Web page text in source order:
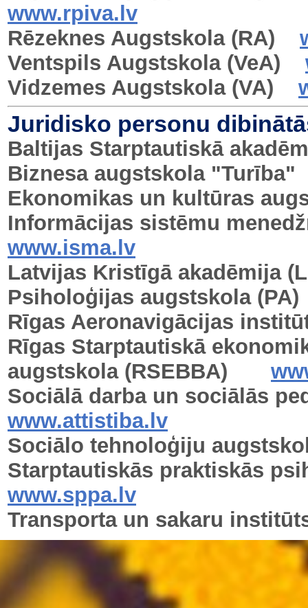
www.rpiva.lv
Rēzeknes Augstskola (RA)
Ventspils Augstskola (VeA)
Vidzemes Augstskola (VA)
Juridisko personu
Baltijas Starptautiskā
Biznesa augstskola "Turība"
Ekonomikas un kultūras
Informācijas sistēmu
www.isma.lv
Latvijas Kristīgā akadēmija
Psiholoģijas augstskola (PA)
Rīgas Aeronavigācijas
Rīgas Starptautiskā
augstskola (RSEBBA)
Sociālā darba un sociālās
www.attistiba.lv
Sociālo tehnoloģiju
Starptautiskās praktiskās
www.sppa.lv
Transporta un sakaru